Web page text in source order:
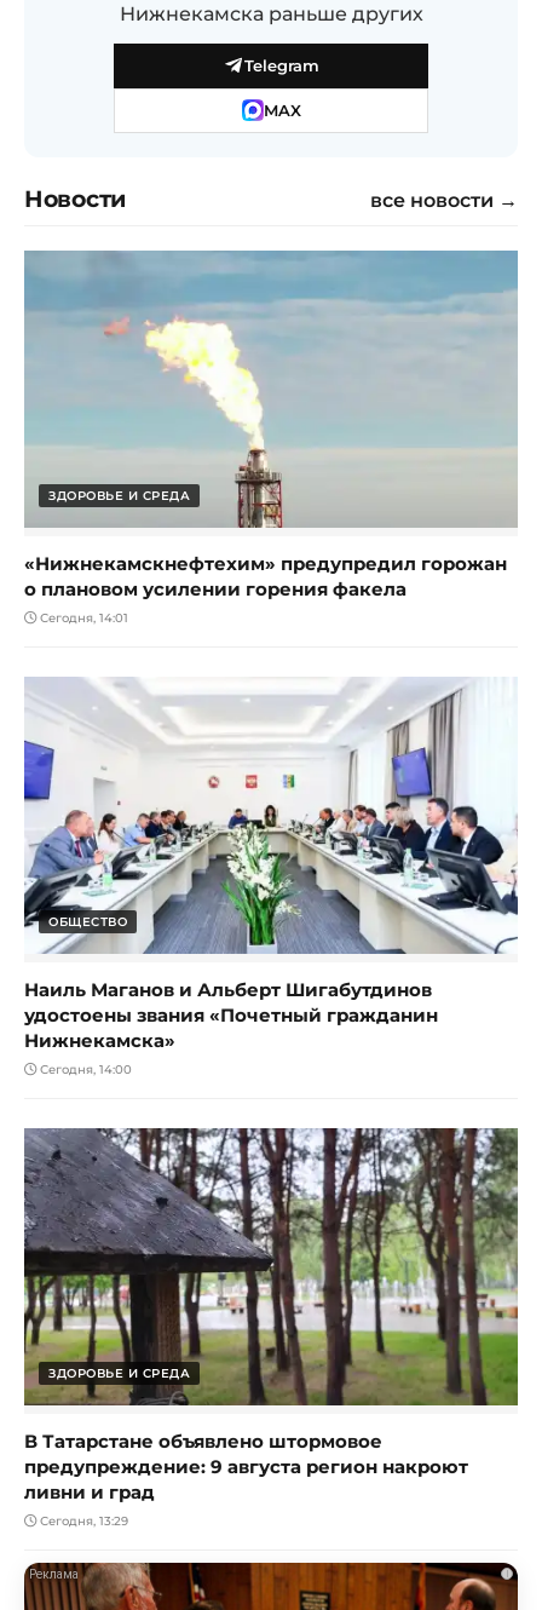
Нижнекамска раньше других
Telegram
MAX
Новости все новости →
ЗДОРОВЬЕ И СРЕДА
«Нижнекамскнефтехим» предупредил горожан
о плановом усилении горения факела
Сегодня, 14:01
ОБЩЕСТВО
Наиль Маганов и Альберт Шигабутдинов
удостоены звания «Почетный гражданин
Нижнекамска»
Сегодня, 14:00
ЗДОРОВЬЕ И СРЕДА
В Татарстане объявлено штормовое
предупреждение: 9 августа регион накроют
ливни и град
Сегодня, 13:29
i